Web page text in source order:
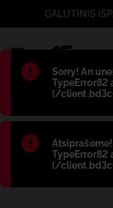
Błąd:
Sorry! An
TypeError82
(/
Błąd:
TypeError82
(/
GALUTINIS